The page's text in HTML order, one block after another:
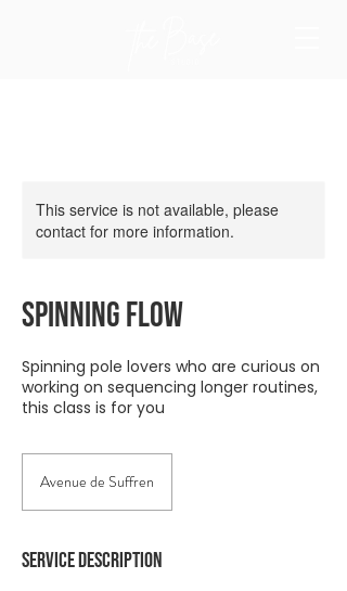
This service is not available, please
contact for more information.
Spinning flow
Spinning pole lovers who are curious on
working on sequencing longer routines,
this class is for you
Avenue de Suffren
Service Description